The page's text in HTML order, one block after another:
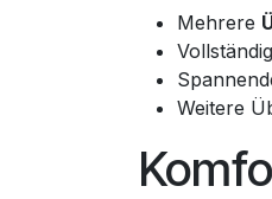
Mehrere
Weitere